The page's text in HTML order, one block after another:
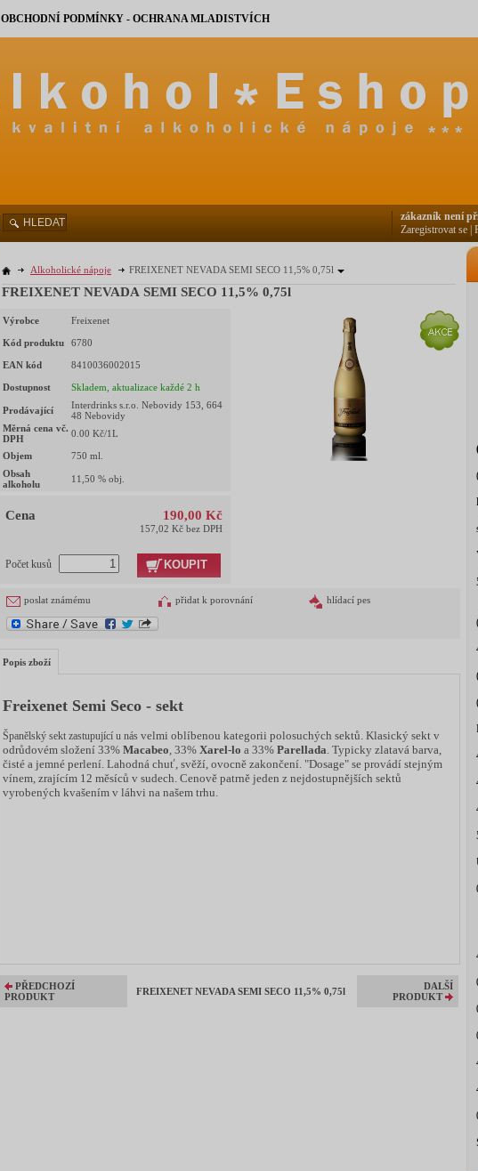
Alkoholické nápoje FREIXENET NEVADA SEMI SECO 11,5% 0,75l
FREIXENET NEVADA SEMI SECO 11,5% 0,75l
Výrobce Freixenet
Kód produktu 6780
EAN kód 8410036002015
Dostupnost Skladem, aktualizace každé 2 h
Prodávající
Interdrinks s.r.o. Nebovidy 153, 664
48 Nebovidy
Měrná cena vč.
DPH
0.00 Kč/1L
Objem 750 ml.
Obsah
alkoholu
11,50 % obj.
Cena 190,00 Kč
157,02 Kč bez DPH
Počet kusů KOUPIT
poslat známému přidat k porovnání hlídací pes
Popis zboží
Freixenet Semi Seco - sekt
Španělský sekt zastupující u nás velmi oblíbenou kategorii polosuchých sektů. Klasický sekt v
odrůdovém složení 33% Macabeo , 33% Xarel-lo a 33% Parellada . Typicky zlatavá barva,
čisté a jemné perlení. Lahodná chuť, svěží, ovocně zakončení. "Dosage" se provádí stejným
vínem, zrajícím 12 měsíců v sudech. Cenově patrně jeden z nejdostupnějších sektů
vyrobených kvašením v láhvi na našem trhu.
PŘEDCHOZÍ
PRODUKT
FREIXENET NEVADA SEMI SECO 11,5% 0,75l
DALŠÍ
PRODUKT
OBCHODNÍ PODMÍNKY - OCHRANA MLADISTVÍCH
HLEDAT
zákazník není
Zaregistrovat se